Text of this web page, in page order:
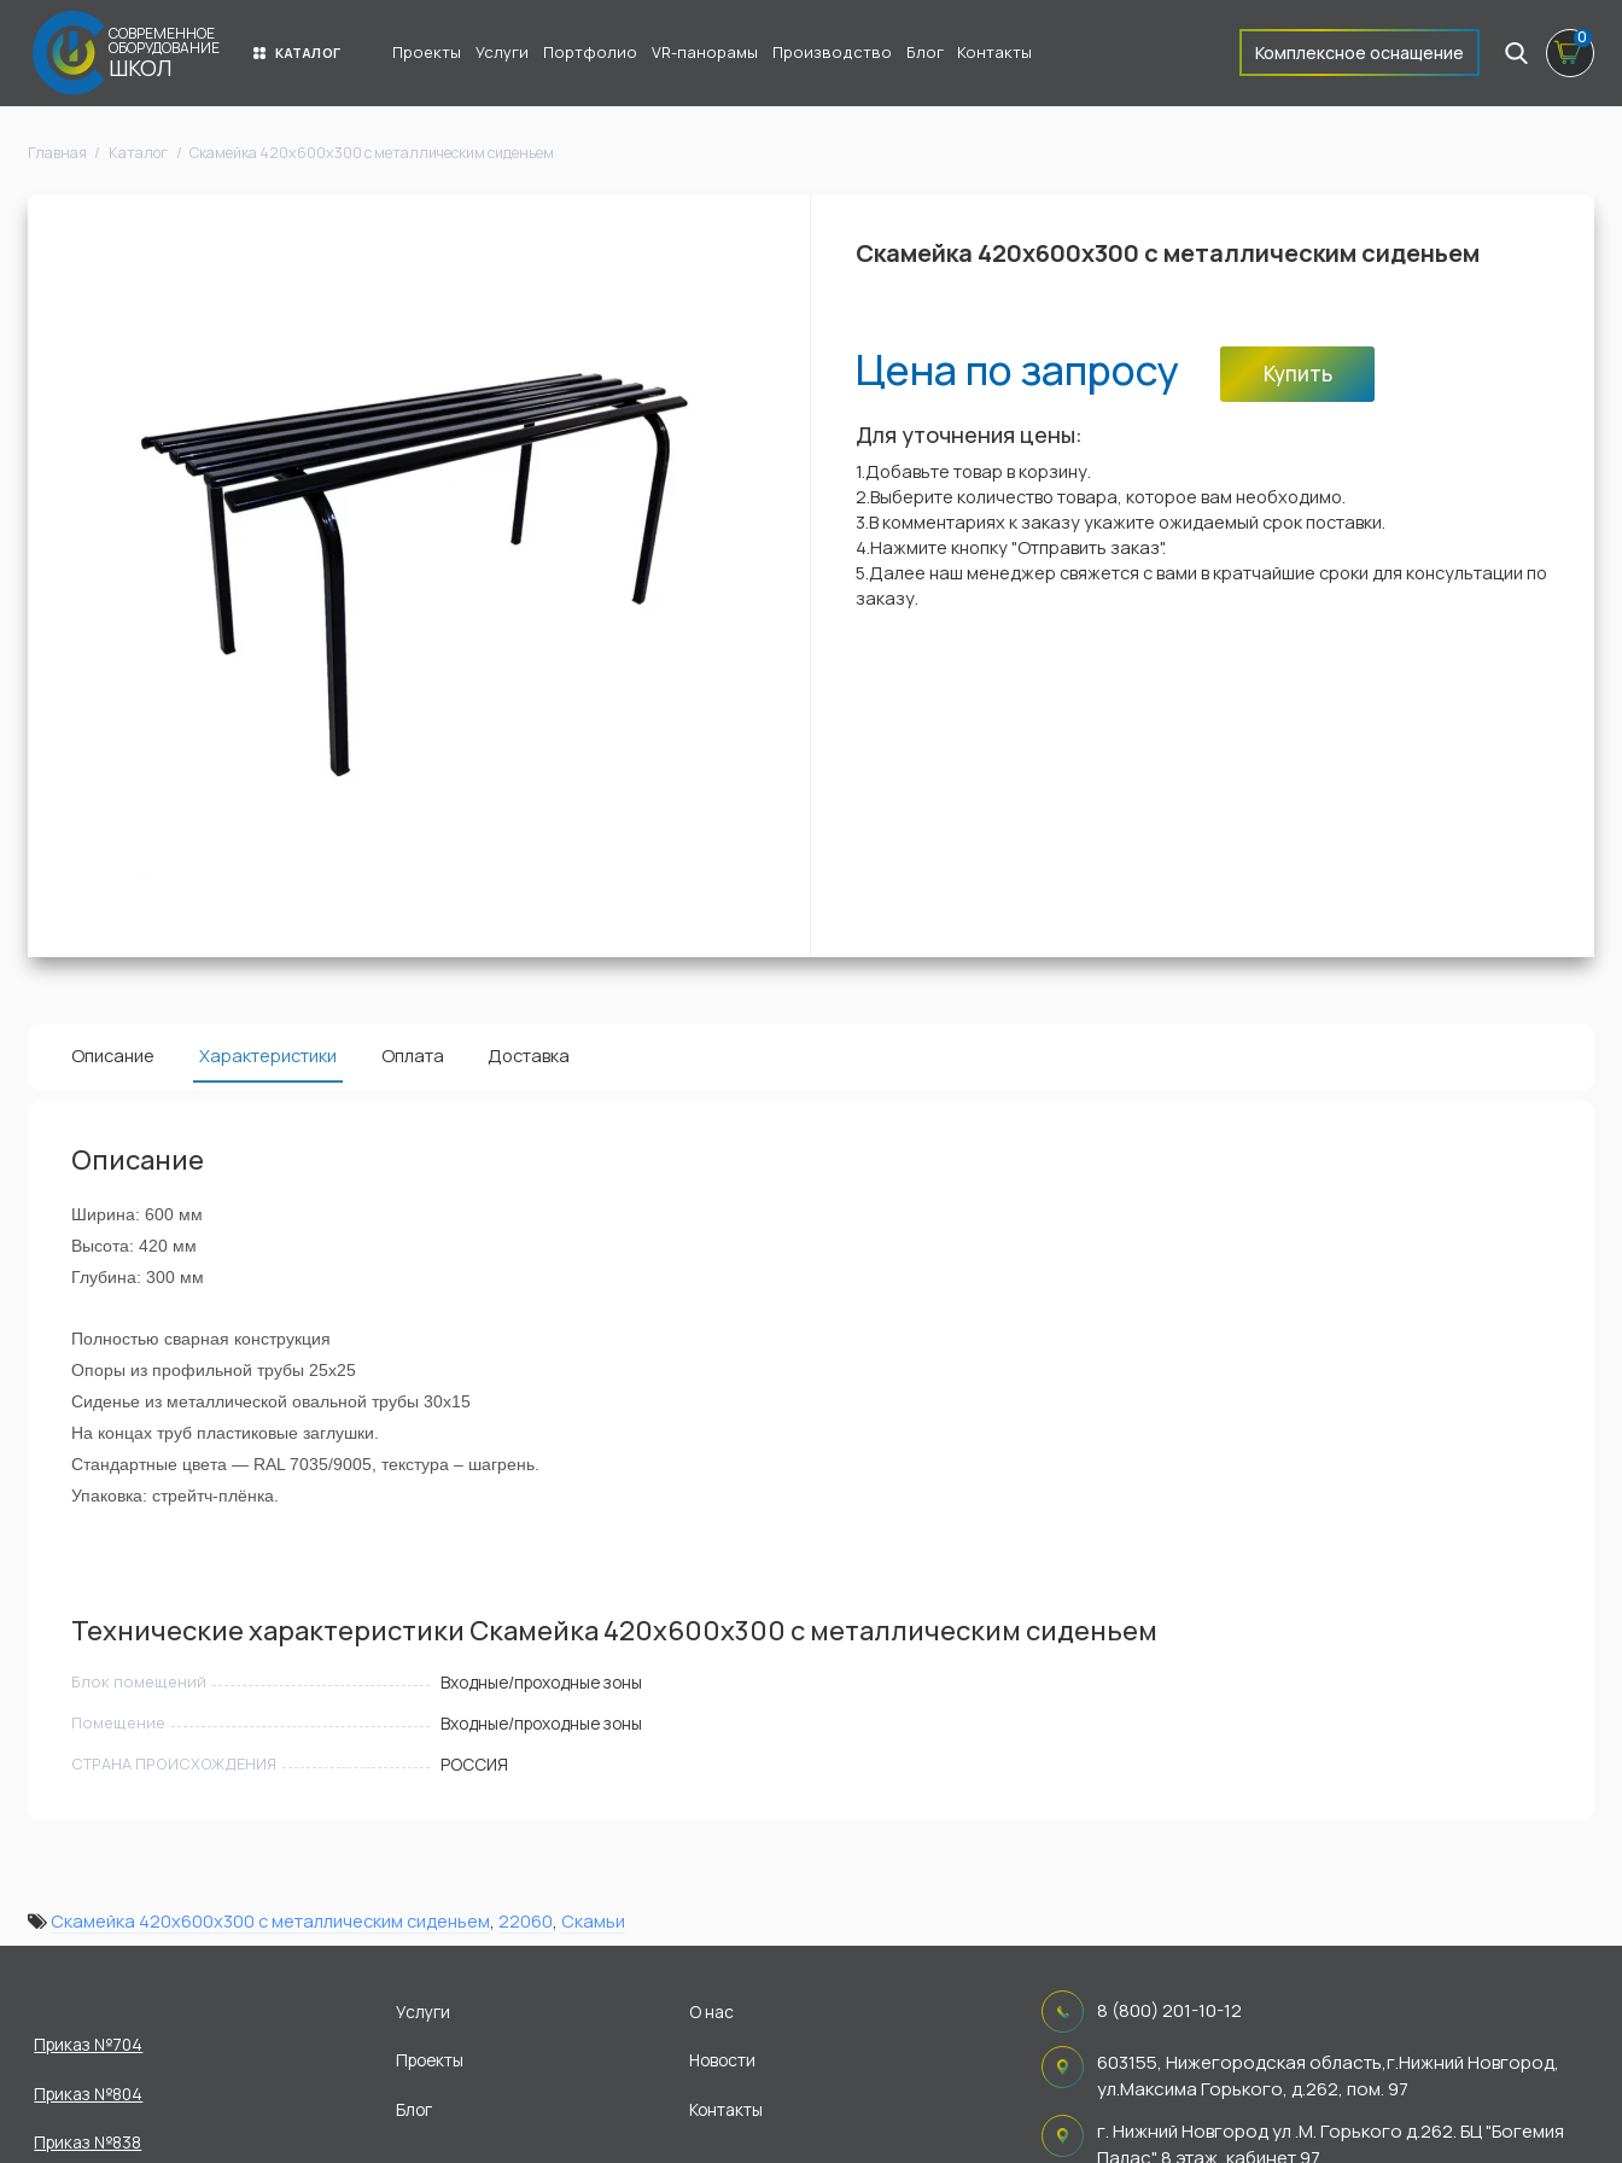
СОВРЕМЕННОЕ
ОБОРУДОВАНИЕ
ШКОЛ КАТАЛОГ Проекты Услуги Портфолио VR-панорамы Производство Блог Контакты Комплексное оснащение
0
Главная Каталог Скамейка 420х600х300 с металлическим сиденьем
Скамейка 420х600х300 с металлическим сиденьем
Цена по запросу Купить
Для уточнения цены:
1.Добавьте товар в корзину.
2.Выберите количество товара, которое вам необходимо.
3.В комментариях к заказу укажите ожидаемый срок поставки.
4.Нажмите кнопку "Отправить заказ".
5.Далее наш менеджер свяжется с вами в кратчайшие сроки для консультации по
заказу.
Описание Характеристики Оплата Доставка
Описание
Ширина: 600 мм
Высота: 420 мм
Глубина: 300 мм
Полностью сварная конструкция
Опоры из профильной трубы 25х25
Сиденье из металлической овальной трубы 30х15
На концах труб пластиковые заглушки.
Стандартные цвета — RAL 7035/9005, текстура – шагрень.
Упаковка: стрейтч-плёнка.
Технические характеристики Скамейка 420х600х300 с металлическим сиденьем
Блок помещений Входные/проходные зоны
Помещение Входные/проходные зоны
СТРАНА ПРОИСХОЖДЕНИЯ РОССИЯ
Скамейка 420х600х300 с металлическим сиденьем, 22060, Скамьи
Приказ №704
Приказ №804
Приказ №838
Услуги
Проекты
Блог
О нас
Новости
Контакты
8 (800) 201-10-12
603155, Нижегородская область,г.Нижний Новгород,
ул.Максима Горького, д.262, пом. 97
г. Нижний Новгород ул .М. Горького д.262. БЦ "Богемия
Палас" 8 этаж, кабинет 97